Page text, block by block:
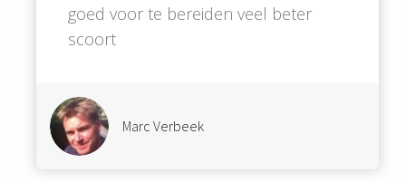
goed voor te bereiden veel beter
scoort
Marc Verbeek